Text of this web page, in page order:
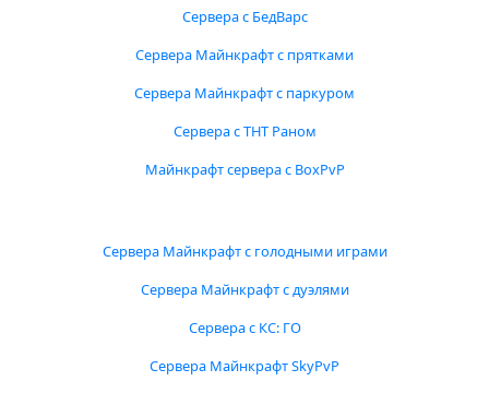
Сервера с БедВарс
Сервера Майнкрафт с прятками
Сервера Майнкрафт с паркуром
Сервера с ТНТ Раном
Майнкрафт сервера с BoxPvP
Сервера Майнкрафт с голодными играми
Сервера Майнкрафт с дуэлями
Сервера с КС: ГО
Сервера Майнкрафт SkyPvP